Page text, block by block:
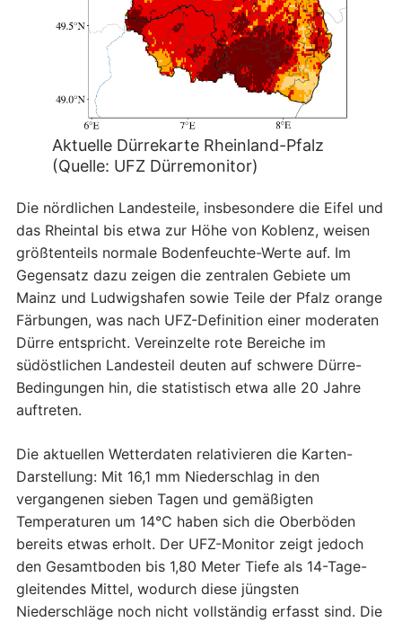
Aktuelle Dürrekarte Rheinland-Pfalz
(Quelle: UFZ Dürremonitor)
Die nördlichen Landesteile, insbesondere die Eifel und
das Rheintal bis etwa zur Höhe von Koblenz, weisen
größtenteils normale Bodenfeuchte-Werte auf. Im
Gegensatz dazu zeigen die zentralen Gebiete um
Mainz und Ludwigshafen sowie Teile der Pfalz orange
Färbungen, was nach UFZ-Definition einer moderaten
Dürre entspricht. Vereinzelte rote Bereiche im
südöstlichen Landesteil deuten auf schwere Dürre-
Bedingungen hin, die statistisch etwa alle 20 Jahre
auftreten.
Die aktuellen Wetterdaten relativieren die Karten-
Darstellung: Mit 16,1 mm Niederschlag in den
vergangenen sieben Tagen und gemäßigten
Temperaturen um 14°C haben sich die Oberböden
bereits etwas erholt. Der UFZ-Monitor zeigt jedoch
den Gesamtboden bis 1,80 Meter Tiefe als 14-Tage-
gleitendes Mittel, wodurch diese jüngsten
Niederschläge noch nicht vollständig erfasst sind. Die